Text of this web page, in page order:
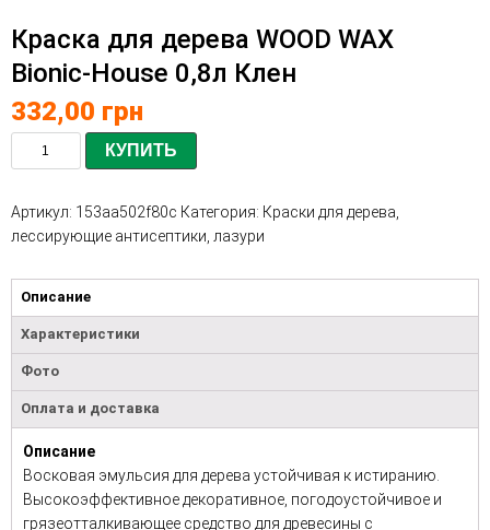
Краска для дерева WOOD WAX
Bionic-House 0,8л Клен
332,00 грн
КУПИТЬ
Артикул: 153aa502f80c Категория: Краски для дерева,
лессирующие антисептики, лазури
Описание
Характеристики
Фото
Оплата и доставка
Описание
Восковая эмульсия для дерева устойчивая к истиранию.
Высокоэффективное декоративное, погодоустойчивое и
грязеотталкивающее средство для древесины с